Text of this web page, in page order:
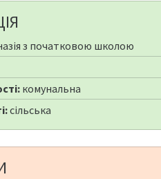
з початковою школою
комунальна
сільська